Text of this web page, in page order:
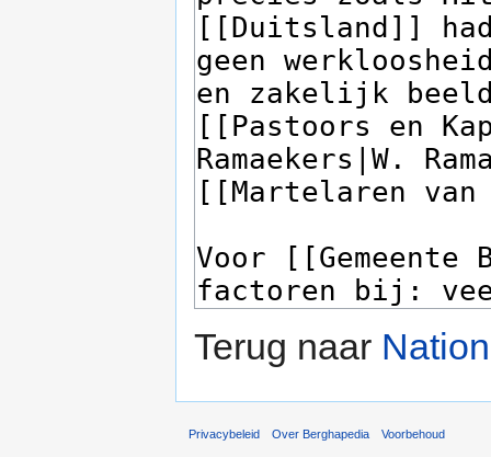
Terug naar
Privacybeleid Over Berghapedia Voorbehoud